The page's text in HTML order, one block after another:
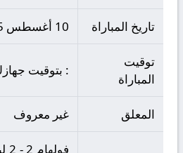
تاريخ المباراة 10 أغسطس 2025
توقيت
المباراة
: بتوقيت
المعلق غير معروف
فولهام 2 - 2 ليفربول